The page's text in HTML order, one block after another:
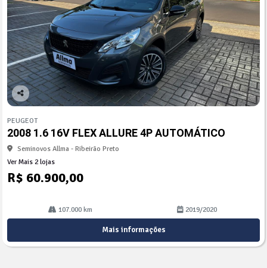
Co
arti
lhe
PEUGEOT
2008 1.6 16V FLEX ALLURE 4P AUTOMÁTICO
Seminovos Allma - Ribeirão Preto
Ver Mais 2 lojas
R$ 60.900,00
107.000 km 2019/2020
Mais informações